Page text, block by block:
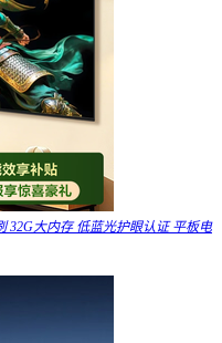
32G大内存 低蓝光护眼认证 平板电